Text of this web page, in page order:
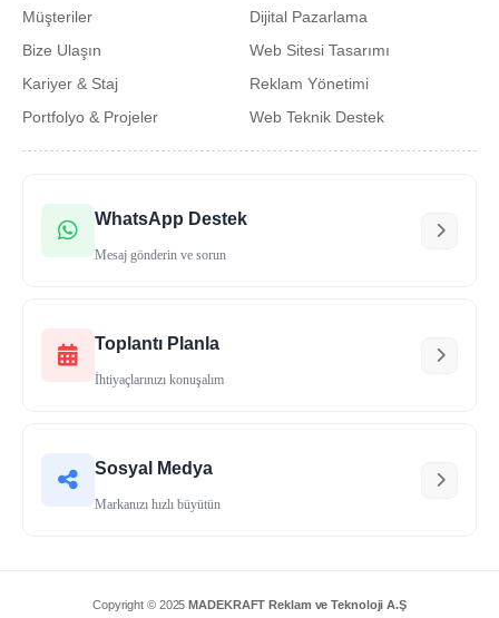
Müşteriler
Bize Ulaşın
Kariyer & Staj
Portfolyo & Projeler
Dijital Pazarlama
Web Sitesi Tasarımı
Reklam Yönetimi
Web Teknik Destek
WhatsApp Destek
Mesaj gönderin ve sorun
Toplantı Planla
İhtiyaçlarınızı konuşalım
Sosyal Medya
Markanızı hızlı büyütün
Copyright © 2025MADEKRAFT Reklam ve Teknoloji A.Ş